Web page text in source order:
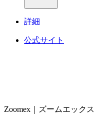
詳細
公式サイト
Zoomex｜ズームエックス